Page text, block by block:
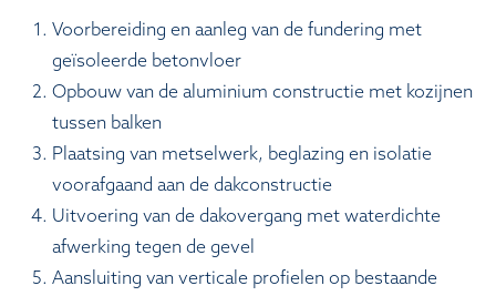
Voorbereiding en aanleg van de fundering met
geïsoleerde betonvloer
Opbouw van de aluminium constructie met kozijnen
tussen balken
Plaatsing van metselwerk, beglazing en isolatie
voorafgaand aan de dakconstructie
Uitvoering van de dakovergang met waterdichte
afwerking tegen de gevel
Aansluiting van verticale profielen op bestaande